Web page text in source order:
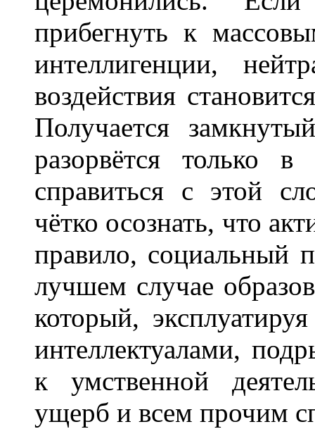
прибегнуть к
интеллигенции,
воздействия
Получается
разорвётся только
справиться с этой
чётко осознать, что
правило, социальный
лучшем случае
который,
интеллектуалами,
к умственной
ущерб и всем прочим